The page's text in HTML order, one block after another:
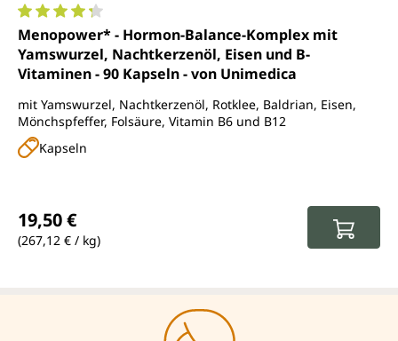
Durchschnittliche Bewertung von 4.3 von 5 Sternen
Menopower* - Hormon-Balance-Komplex mit
Yamswurzel, Nachtkerzenöl, Eisen und B-
Vitaminen - 90 Kapseln - von Unimedica
mit Yamswurzel, Nachtkerzenöl, Rotklee, Baldrian, Eisen,
Mönchspfeffer, Folsäure, Vitamin B6 und B12
Kapseln
19,50 €
(267,12 € / kg)